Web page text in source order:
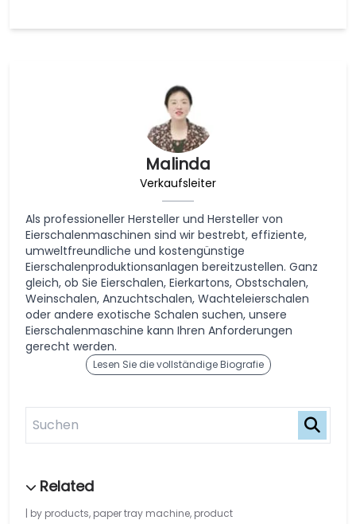
Malinda
Verkaufsleiter
Als professioneller Hersteller und Hersteller von
Eierschalenmaschinen sind wir bestrebt, effiziente,
umweltfreundliche und kostengünstige
Eierschalenproduktionsanlagen bereitzustellen. Ganz
gleich, ob Sie Eierschalen, Eierkartons, Obstschalen,
Weinschalen, Anzuchtschalen, Wachteleierschalen
oder andere exotische Schalen suchen, unsere
Eierschalenmaschine kann Ihren Anforderungen
gerecht werden.
Lesen Sie die vollständige Biografie
by products, paper tray machine, product